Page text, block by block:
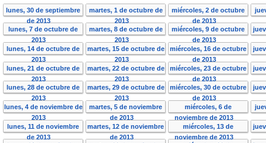
lunes, 30 de septiembre
de 2013
martes, 1 de octubre de
2013
miércoles, 2 de octubre
de 2013
lunes, 7 de octubre de
2013
martes, 8 de octubre de
2013
miércoles, 9 de octubre
de 2013
lunes, 14 de octubre de
2013
martes, 15 de octubre de
2013
miércoles, 16 de octubre
de 2013
lunes, 21 de octubre de
2013
martes, 22 de octubre de
2013
miércoles, 23 de octubre
de 2013
lunes, 28 de octubre de
2013
martes, 29 de octubre de
2013
miércoles, 30 de octubre
de 2013
lunes, 4 de noviembre de
2013
martes, 5 de noviembre
de 2013
miércoles, 6 de
noviembre de 2013
lunes, 11 de noviembre
de 2013
martes, 12 de noviembre
de 2013
miércoles, 13 de
noviembre de 2013